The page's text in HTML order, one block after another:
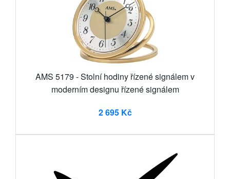
AMS 5179 - Stolní hodiny řízené signálem v
moderním designu řízené signálem
2 695 Kč